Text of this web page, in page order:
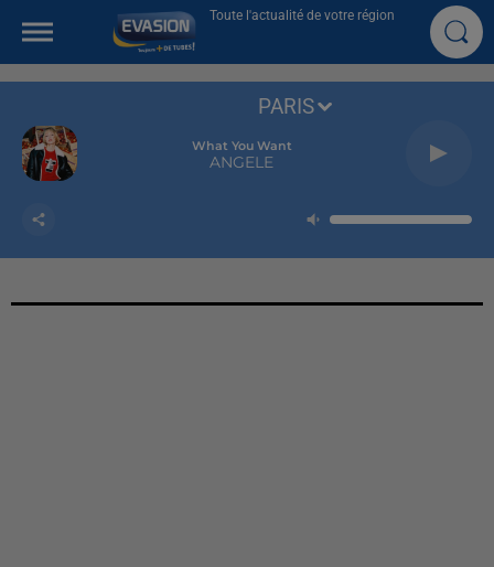
Toute l'actualité de votre région
What You Want
ANGELE
PARIS